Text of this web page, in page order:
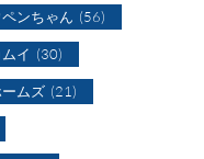
ペンちゃん (56)
イ (30)
ムズ (21)